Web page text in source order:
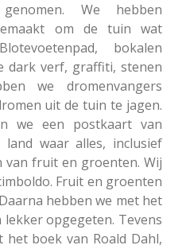
We hebben
om de tuin wat
bokalen
dark verf, graffiti, stenen
we dromenvangers
uit de tuin te jagen.
we een postkaart van
waar alles, inclusief
van fruit en groenten. Wij
Fruit en groenten
hebben we met het
opgegeten. Tevens
boek van Roald Dahl,